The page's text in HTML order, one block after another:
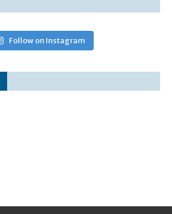
Follow on Instagram